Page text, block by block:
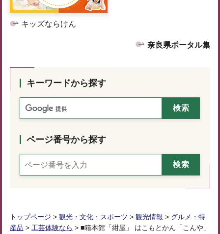
キッズならけん
奈良県ポータル集
キーワードから探す
ページ番号から探す
トップページ > 観光・文化・スポーツ > 観光情報 > グルメ・特
産品 > 工芸体験なら > ■箱本館「紺屋」 はこもとかん「こんや」